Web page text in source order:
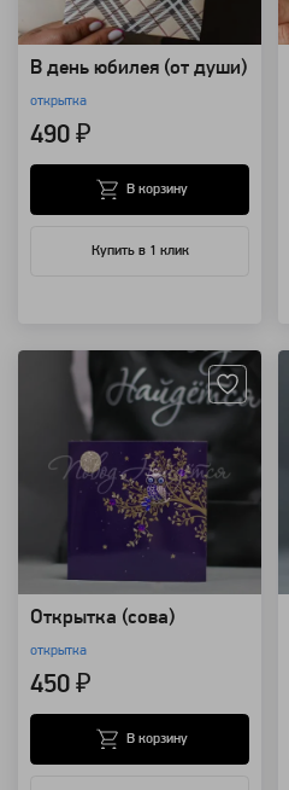
В день юбилея (от души)
открытка
490 ₽
Купить в 1 клик
В корзину
Открытка (сова)
открытка
450 ₽
В корзину